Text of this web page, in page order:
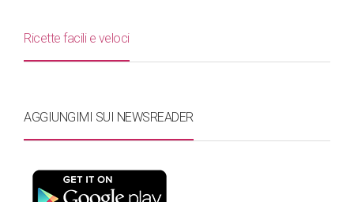
Ricette facili e veloci
AGGIUNGIMI SUI NEWSREADER